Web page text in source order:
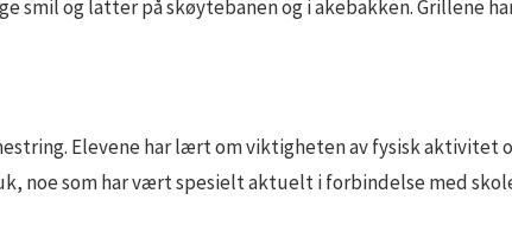
smil og latter på skøytebanen og i akebakken. Grillene
Elevene har lært om viktigheten av fysisk aktivitet
noe som har vært spesielt aktuelt i forbindelse med